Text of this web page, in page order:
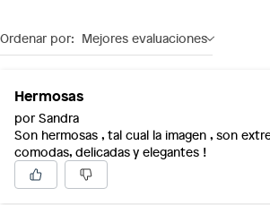
Ordenar por: Mejores evaluaciones
Hermosas
por Sandra
Son hermosas , tal cual la imagen , son
comodas, delicadas y elegantes !